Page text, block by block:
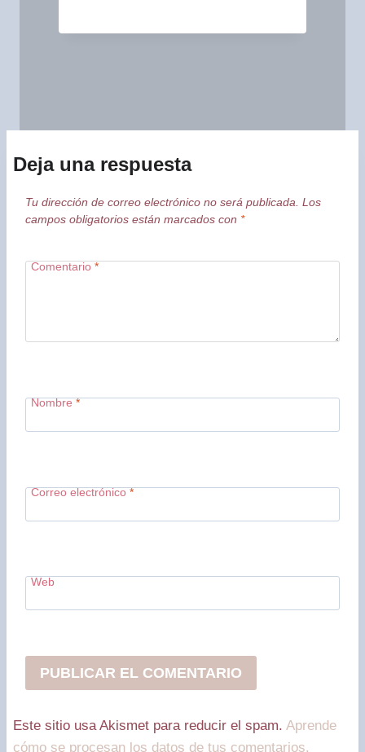
Deja una respuesta
Tu dirección de correo electrónico no será publicada. Los
campos obligatorios están marcados con *
Comentario *
Nombre*
Correo electrónico*
Web
Este sitio usa Akismet para reducir el spam. Aprende
cómo se procesan los datos de tus comentarios.